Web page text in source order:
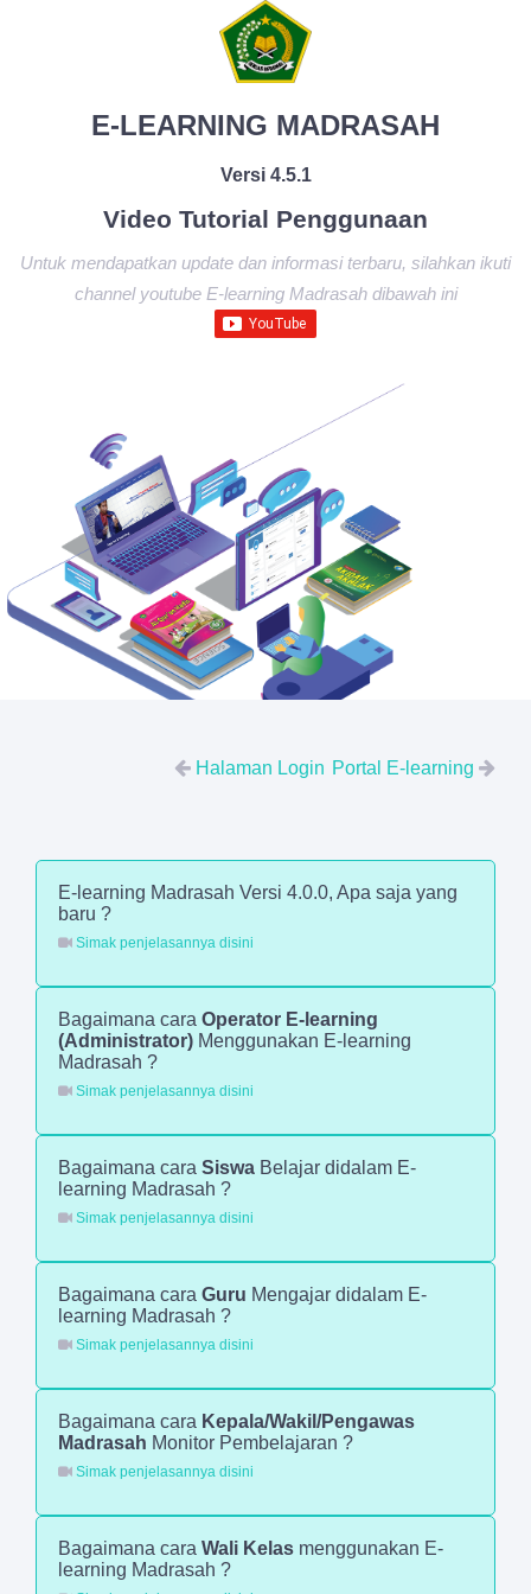
E-LEARNING MADRASAH
Versi 4.5.1
Video Tutorial Penggunaan
Untuk mendapatkan update dan informasi terbaru, silahkan ikuti
channel youtube E-learning Madrasah dibawah ini
Halaman Login Portal E-learning
E-learning Madrasah Versi 4.0.0, Apa saja yang
baru ?
Simak penjelasannya disini
Bagaimana cara Operator E-learning
(Administrator) Menggunakan E-learning
Madrasah ?
Simak penjelasannya disini
Bagaimana cara Siswa Belajar didalam E-
learning Madrasah ?
Simak penjelasannya disini
Bagaimana cara Guru Mengajar didalam E-
learning Madrasah ?
Simak penjelasannya disini
Bagaimana cara Kepala/Wakil/Pengawas
Madrasah Monitor Pembelajaran ?
Simak penjelasannya disini
Bagaimana cara Wali Kelas menggunakan E-
learning Madrasah ?